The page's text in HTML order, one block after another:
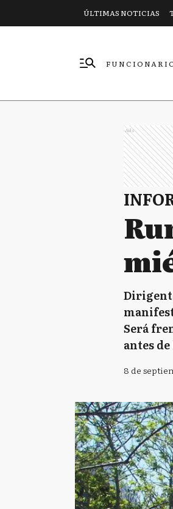
ÚLTIMAS NOTICIAS
Ads
Será
antes
8 de